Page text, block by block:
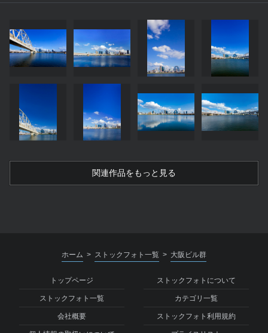
関連作品をもっと見る
ホーム > ストックフォト一覧 > 大阪ビル群
トップページ ストックフォトについて
ストックフォト一覧 カテゴリ一覧
会社概要 ストックフォト利用規約